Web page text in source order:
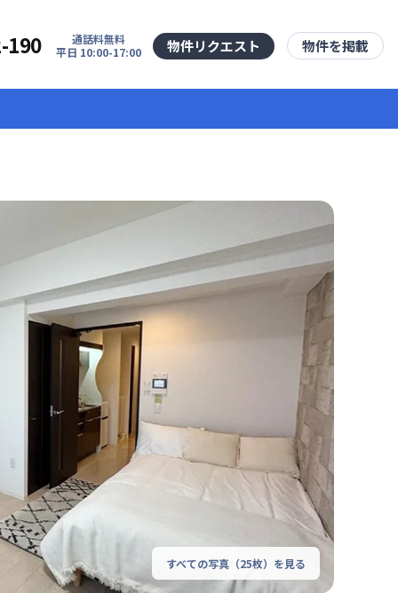
190
通話料無料
平日 10:00-17:00
物件リクエスト 物件を掲載
すべての写真（25枚）を見る